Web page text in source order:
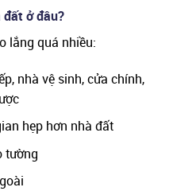
đất ở đâu?
lắng quá nhiều:
nhà vệ sinh, cửa chính,
hẹp hơn nhà đất
tường